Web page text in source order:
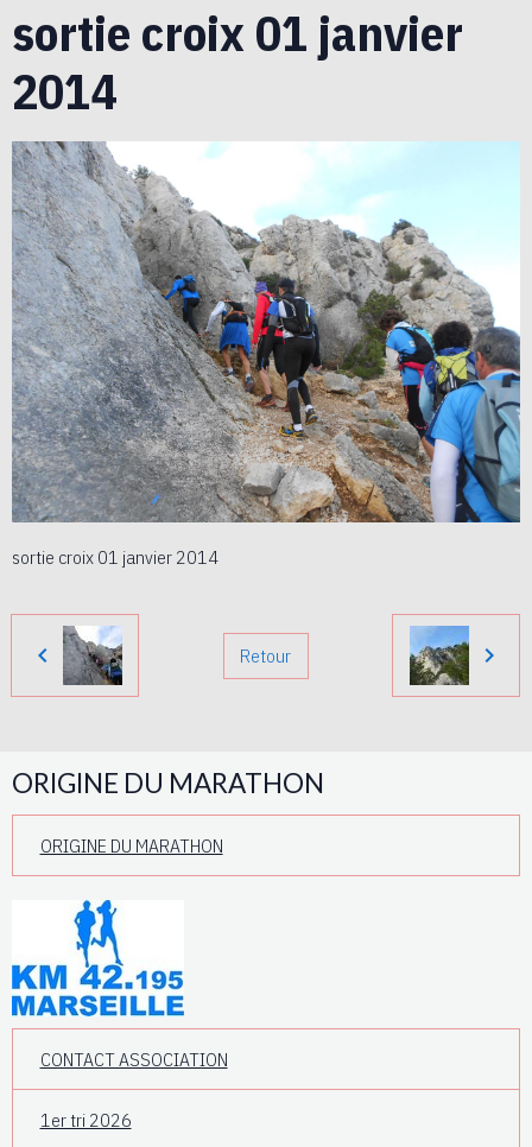
sortie croix 01 janvier
2014
sortie croix 01 janvier 2014
Retour
ORIGINE DU MARATHON
ORIGINE DU MARATHON
CONTACT ASSOCIATION
1er tri 2026